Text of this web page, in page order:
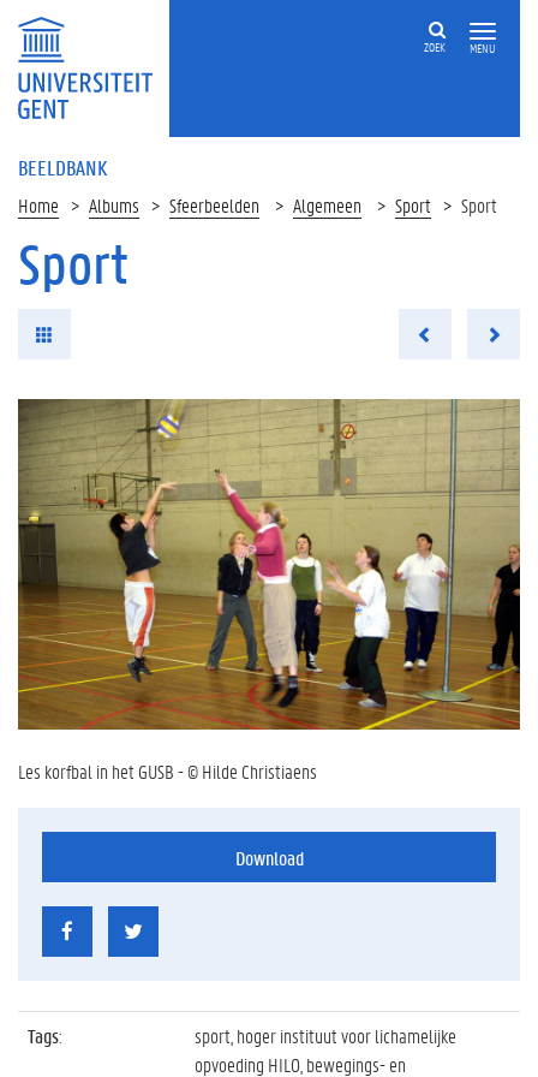
MENU
ZOEK
BEELDBANK
Home Albums Sfeerbeelden Algemeen Sport Sport
Sport
Les korfbal in het GUSB - © Hilde Christiaens
Download
Tags:
sport, hoger instituut voor lichamelijke
opvoeding HILO, bewegings- en